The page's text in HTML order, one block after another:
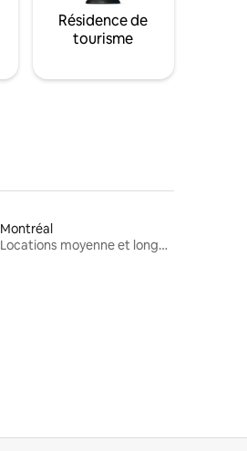
Résidence de
tourisme
Montréal
Locations moyenne et longue durée